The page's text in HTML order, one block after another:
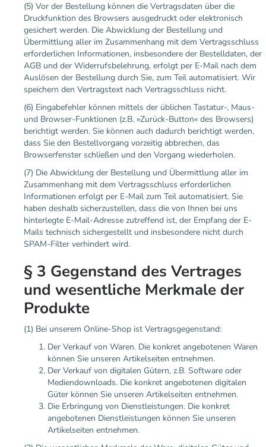
(5) Vor der Bestellung können die Vertragsdaten über die
Druckfunktion des Browsers ausgedruckt oder elektronisch
gesichert werden. Die Abwicklung der Bestellung und
Übermittlung aller im Zusammenhang mit dem Vertragsschluss
erforderlichen Informationen, insbesondere der Bestelldaten, der
AGB und der Widerrufsbelehrung, erfolgt per E-Mail nach dem
Auslösen der Bestellung durch Sie, zum Teil automatisiert. Wir
speichern den Vertragstext nach Vertragsschluss nicht.
(6) Eingabefehler können mittels der üblichen Tastatur-, Maus-
und Browser-Funktionen (z.B. »Zurück-Button« des Browsers)
berichtigt werden. Sie können auch dadurch berichtigt werden,
dass Sie den Bestellvorgang vorzeitig abbrechen, das
Browserfenster schließen und den Vorgang wiederholen.
(7) Die Abwicklung der Bestellung und Übermittlung aller im
Zusammenhang mit dem Vertragsschluss erforderlichen
Informationen erfolgt per E-Mail zum Teil automatisiert. Sie
haben deshalb sicherzustellen, dass die von Ihnen bei uns
hinterlegte E-Mail-Adresse zutreffend ist, der Empfang der E-
Mails technisch sichergestellt und insbesondere nicht durch
SPAM-Filter verhindert wird.
§ 3 Gegenstand des Vertrages
und wesentliche Merkmale der
Produkte
(1) Bei unserem Online-Shop ist Vertragsgegenstand:
Der Verkauf von Waren. Die konkret angebotenen Waren
können Sie unseren Artikelseiten entnehmen.
Der Verkauf von digitalen Gütern, z.B. Software oder
Mediendownloads. Die konkret angebotenen digitalen
Güter können Sie unseren Artikelseiten entnehmen.
Die Erbringung von Dienstleistungen. Die konkret
angebotenen Dienstleistungen können Sie unseren
Artikelseiten entnehmen.